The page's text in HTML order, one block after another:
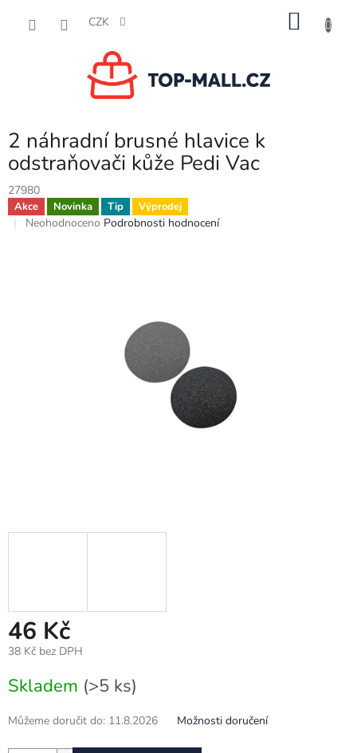
CZK
2 náhradní brusné hlavice k
odstraňovači kůže Pedi Vac
27980
Akce Novinka Tip Výprodej
Průměrné
Neohodnoceno Podrobnosti hodnocení
46 Kč
38 Kč bez DPH
cena:
Skladem (>5 ks)
Můžeme doručit do: 11.8.2026 Možnosti doručení